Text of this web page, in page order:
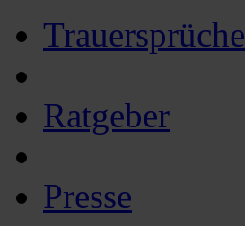
Trauersprüche
Ratgeber
Presse